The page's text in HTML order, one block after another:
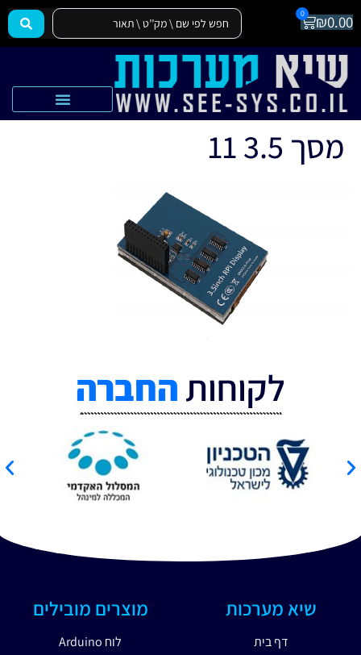
₪0.00
0
מסך 3.5 11
לקוחותהחברה
שיא מערכות
דף בית
מוצרים מובילים
לוח Arduino